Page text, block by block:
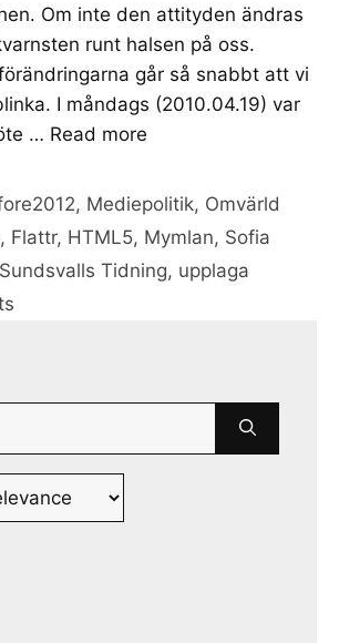
Om inte den attityden ändras
runt halsen på oss.
går så snabbt att vi
I måndags (2010.04.19) var
… Read more
, Mediepolitik, Omvärld
, Flattr, HTML5, Mymlan, Sofia
Sundsvalls Tidning, upplaga